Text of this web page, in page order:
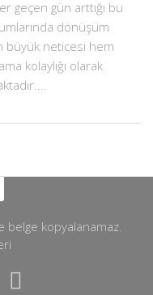
geçen gün arttığı bu
dönüşüm
büyük neticesi hem
kolaylığı olarak
belge kopyalanamaz.